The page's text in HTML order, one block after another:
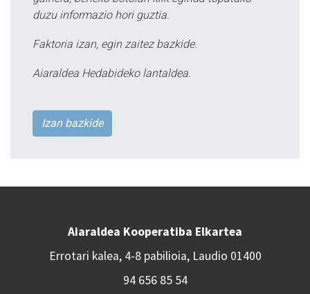
duzu informazio hori guztia.
Faktoria izan, egin zaitez bazkide.
Aiaraldea Hedabideko lantaldea.
Izan bazkide
Aiaraldea Kooperatiba Elkartea
Errotari kalea, 4-8 pabilioia, Laudio 01400
94 656 85 54